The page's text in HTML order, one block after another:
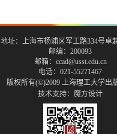
地址：上海市杨浦区军工路334号卓
邮编：200093
邮箱：ccad@usst.edu.cn
电话：021-55271467
版权所有(©)2009 上海理工大学出
技术支持： 魔方设计